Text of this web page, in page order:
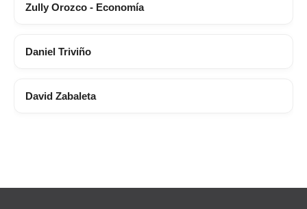
Zully Orozco - Economía
Daniel Triviño
David Zabaleta